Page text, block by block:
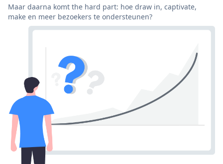
Maar daarna komt the hard part: hoe draw in, captivate,
make en meer bezoekers te ondersteunen?